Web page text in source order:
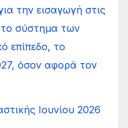
την εισαγωγή στις
το σύστημα των
επίπεδο, το
όσον αφορά τον
Ιουνίου 2026